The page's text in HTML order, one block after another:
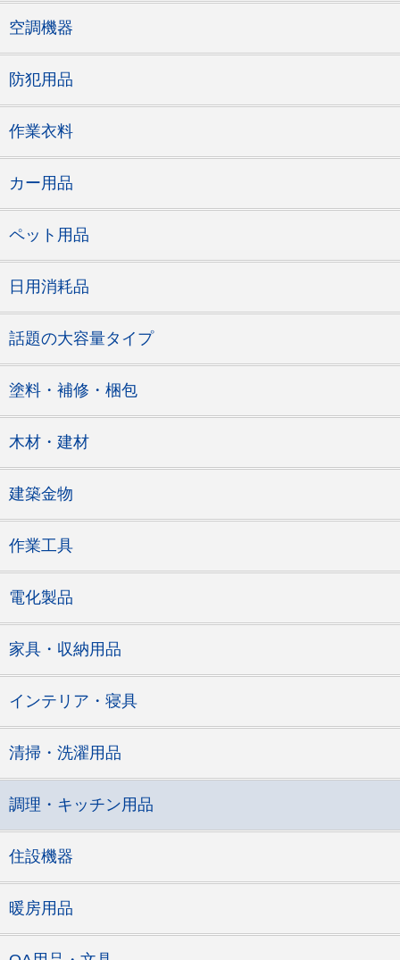
空調機器
防犯用品
作業衣料
カー用品
ペット用品
日用消耗品
話題の大容量タイプ
塗料・補修・梱包
木材・建材
建築金物
作業工具
電化製品
家具・収納用品
インテリア・寝具
清掃・洗濯用品
調理・キッチン用品
住設機器
暖房用品